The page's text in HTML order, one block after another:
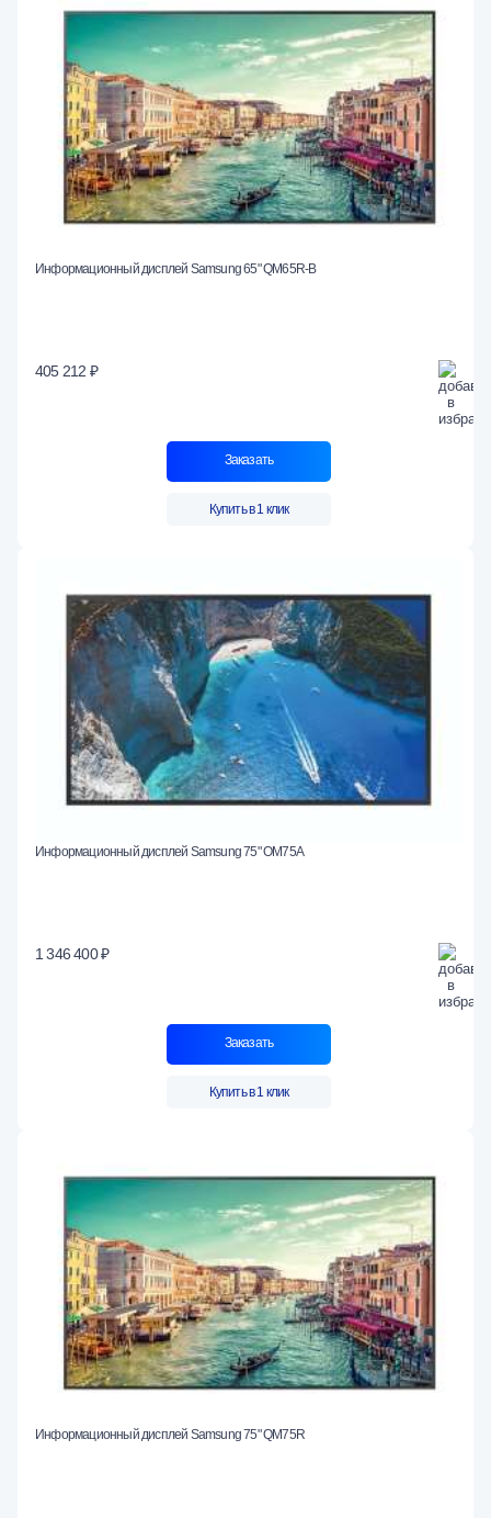
Информационный дисплей Samsung 65" QM65R-B
405 212 ₽
Заказать
Купить в 1 клик
Информационный дисплей Samsung 75" OM75A
1 346 400 ₽
Заказать
Купить в 1 клик
Информационный дисплей Samsung 75" QM75R